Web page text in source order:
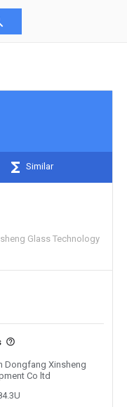
Similar
Glass Technology
Dongfang Xinsheng
Co ltd